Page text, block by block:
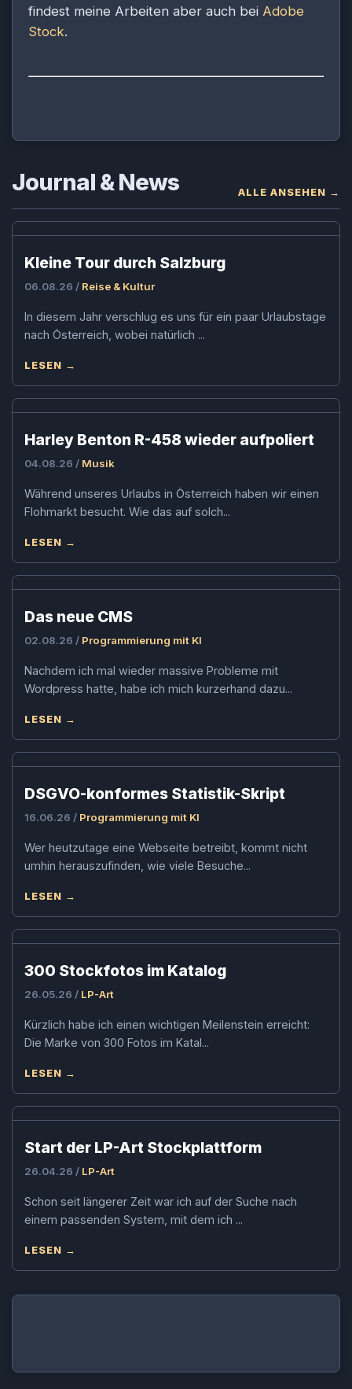
findest meine Arbeiten aber auch bei Adobe
Stock.
Journal & News ALLE ANSEHEN →
Kleine Tour durch Salzburg
06.08.26 / Reise & Kultur
In diesem Jahr verschlug es uns für ein paar Urlaubstage
nach Österreich, wobei natürlich ...
LESEN →
Harley Benton R-458 wieder aufpoliert
04.08.26 / Musik
Während unseres Urlaubs in Österreich haben wir einen
Flohmarkt besucht. Wie das auf solch...
LESEN →
Das neue CMS
02.08.26 / Programmierung mit KI
Nachdem ich mal wieder massive Probleme mit
Wordpress hatte, habe ich mich kurzerhand dazu...
LESEN →
DSGVO-konformes Statistik-Skript
16.06.26 / Programmierung mit KI
Wer heutzutage eine Webseite betreibt, kommt nicht
umhin herauszufinden, wie viele Besuche...
LESEN →
300 Stockfotos im Katalog
26.05.26 / LP-Art
Kürzlich habe ich einen wichtigen Meilenstein erreicht:
Die Marke von 300 Fotos im Katal...
LESEN →
Start der LP-Art Stockplattform
26.04.26 / LP-Art
Schon seit längerer Zeit war ich auf der Suche nach
einem passenden System, mit dem ich ...
LESEN →